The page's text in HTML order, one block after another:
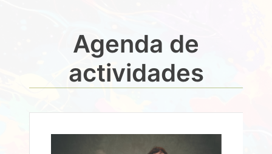
Agenda de
actividades